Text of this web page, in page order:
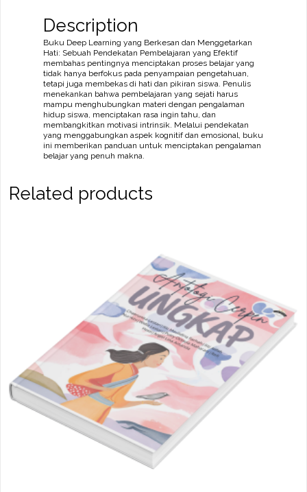
Description
Buku Deep Learning yang Berkesan dan Menggetarkan
Hati: Sebuah Pendekatan Pembelajaran yang Efektif
membahas pentingnya menciptakan proses belajar yang
tidak hanya berfokus pada penyampaian pengetahuan,
tetapi juga membekas di hati dan pikiran siswa. Penulis
menekankan bahwa pembelajaran yang sejati harus
mampu menghubungkan materi dengan pengalaman
hidup siswa, menciptakan rasa ingin tahu, dan
membangkitkan motivasi intrinsik. Melalui pendekatan
yang menggabungkan aspek kognitif dan emosional, buku
ini memberikan panduan untuk menciptakan pengalaman
belajar yang penuh makna.
Related products